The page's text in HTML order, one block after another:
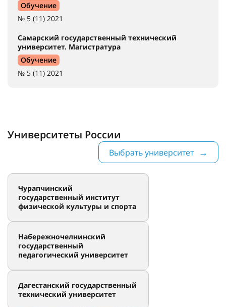
Обучение
№ 5 (11) 2021
Самарский государственный технический
университет. Магистратура
Обучение
№ 5 (11) 2021
Университеты России
Выбрать университет
Чурапчинский
государственный институт
физической культуры и спорта
Набережночелнинский
государственный
педагогический университет
Дагестанский государственный
технический университет